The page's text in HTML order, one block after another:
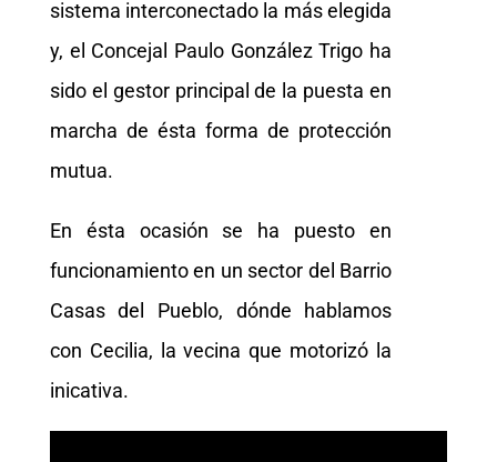
sistema interconectado la más elegida
y, el Concejal Paulo González Trigo ha
sido el gestor principal de la puesta en
marcha de ésta forma de protección
mutua.
En ésta ocasión se ha puesto en
funcionamiento en un sector del Barrio
Casas del Pueblo, dónde hablamos
con Cecilia, la vecina que motorizó la
inicativa.